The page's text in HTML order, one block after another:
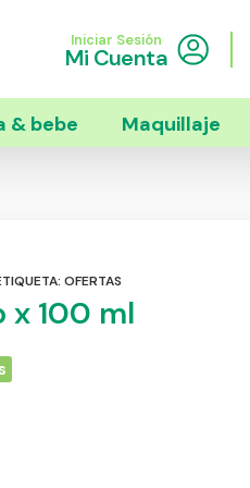
Iniciar Sesión
Mi Cuenta
& bebe Maquillaje
OFERTAS
x 100 ml